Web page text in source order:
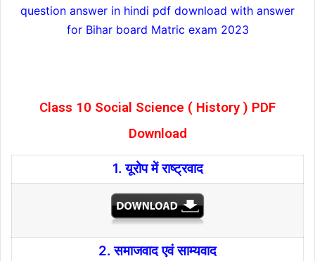
question answer in hindi pdf download with answer
for Bihar board Matric exam 2023
Class 10 Social Science ( History ) PDF
Download
1. यूरोप में राष्ट्रवाद
2. समाजवाद एवं साम्यवाद